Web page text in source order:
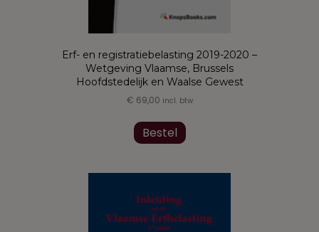
Erf- en registratiebelasting 2019-2020 –
Wetgeving Vlaamse, Brussels
Hoofdstedelijk en Waalse Gewest
€ 69,00 incl. btw
Bestel product
heeft
variaties.
kan